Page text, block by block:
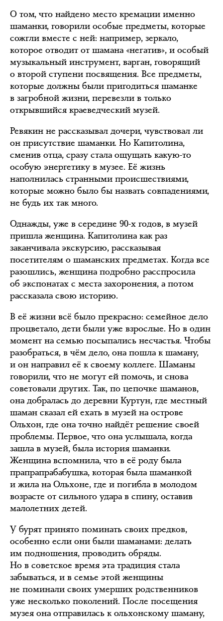
О том, что найдено место кремации именно
шаманки, говорили особые предметы, которые
сожгли вместе с ней: например, зеркало,
которое отводит от шамана «негатив», и особый
музыкальный инструмент, варган, говорящий
о второй ступени посвящения. Все предметы,
которые должны были пригодиться шаманке
в загробной жизни, перевезли в только
открывшийся краеведческий музей.
Ревякин не рассказывал дочери, чувствовал ли
он присутствие шаманки. Но Капитолина,
сменив отца, сразу стала ощущать какую-то
особую энергетику в музее. Её жизнь
наполнилась странными происшествиями,
которые можно было бы назвать совпадениями,
не будь их так много.
Однажды, уже в середине 90-х годов, в музей
пришла женщина. Капитолина как раз
заканчивала экскурсию, рассказывая
посетителям о шаманских предметах. Когда все
разошлись, женщина подробно расспросила
об экспонатах с места захоронения, а потом
рассказала свою историю.
В её жизни всё было прекрасно: семейное дело
процветало, дети были уже взрослые. Но в один
момент на семью посыпались несчастья. Чтобы
разобраться, в чём дело, она пошла к шаману,
и он направил её к своему коллеге. Шаманы
говорили, что не могут ей помочь, и снова
советовали других. Так, по цепочке шаманов,
она добралась до деревни Куртун, где местный
шаман сказал ей ехать в музей на острове
Ольхон, где она точно найдёт решение своей
проблемы. Первое, что она услышала, когда
зашла в музей, была история шаманки.
Женщина вспомнила, что в её роду была
прапрапрабабушка, которая была шаманкой
и жила на Ольхоне, где и погибла в молодом
возрасте от сильного удара в спину, оставив
малолетних детей.
У бурят принято поминать своих предков,
особенно если они были шаманами: делать
им подношения, проводить обряды.
Но в советское время эта традиция стала
забываться, и в семье этой женщины
не поминали своих умерших родственников
уже несколько поколений. После посещения
музея она отправилась к ольхонскому шаману,